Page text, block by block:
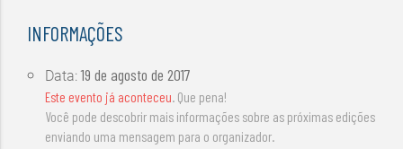
INFORMAÇÕES
Data:19 de agosto de 2017
Este evento já aconteceu. Que pena!
Você pode descobrir mais informações sobre as próximas edições
enviando uma mensagem para o organizador.